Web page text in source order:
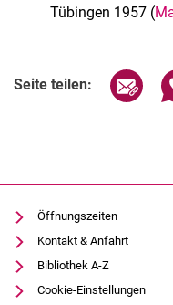
Tübingen 1957 (
Seite teilen:
Öffnungszeiten
Kontakt & Anfahrt
Bibliothek A-Z
Cookie-Einstellungen